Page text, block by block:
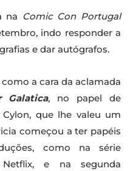
na Comic Con Portugal
indo responder a
e dar autógrafos.
a cara da aclamada
Galatica, no papel de
que lhe valeu um
começou a ter papéis
como na série
e na segunda